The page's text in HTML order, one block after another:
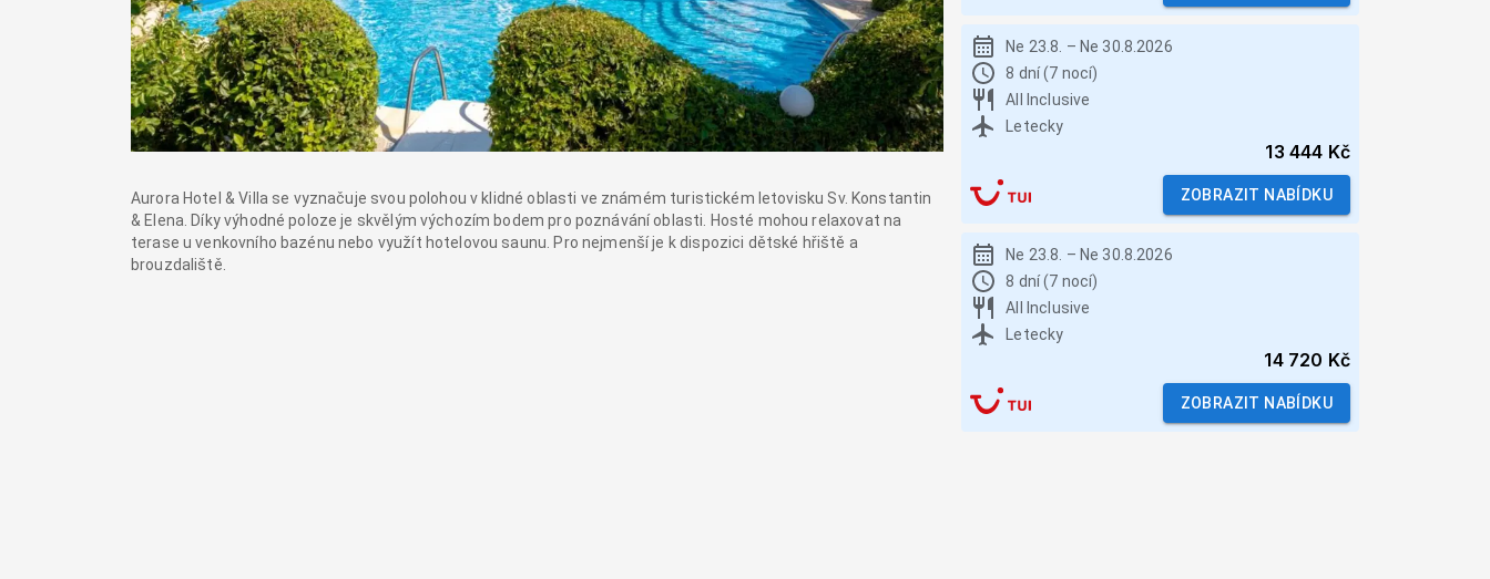
Aurora Hotel & Villa se vyznačuje svou polohou v klidné oblasti ve známém turistickém letovisku Sv. Konstantin
& Elena. Díky výhodné poloze je skvělým výchozím bodem pro poznávání oblasti. Hosté mohou relaxovat na
terase u venkovního bazénu nebo využít hotelovou saunu. Pro nejmenší je k dispozici dětské hřiště a
brouzdaliště.
Ne 23.8. – Ne 30.8.2026
8 dní (7 nocí)
All Inclusive
Letecky
13 444 Kč
ZOBRAZIT NABÍDKU
Ne 23.8. – Ne 30.8.2026
8 dní (7 nocí)
All Inclusive
Letecky
14 720 Kč
ZOBRAZIT NABÍDKU